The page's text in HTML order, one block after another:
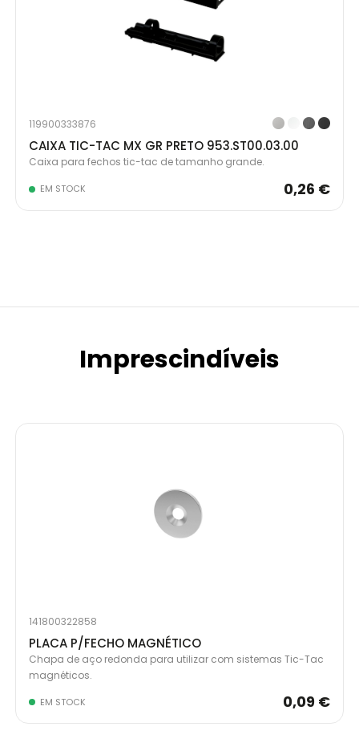
119900333876
CAIXA TIC-TAC MX GR PRETO 953.ST00.03.00
Caixa para fechos tic-tac de tamanho grande.
EM STOCK 0,26 €
Imprescindíveis
141800322858
PLACA P/FECHO MAGNÉTICO
Chapa de aço redonda para utilizar com sistemas Tic-Tac
magnéticos.
EM STOCK 0,09 €